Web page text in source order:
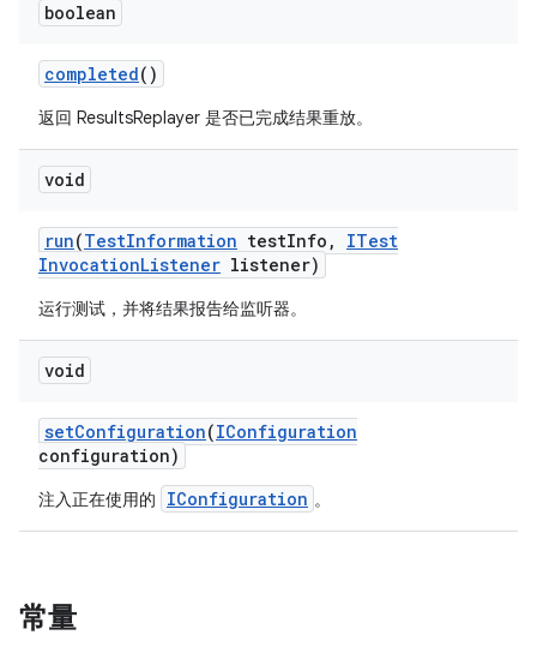
boolean
completed()
返回 ResultsReplayer 是否已完成结果重放。
void
run(TestInformation testInfo ,
ITest
InvocationListener listener)
运行测试，并将结果报告给监听器。
void
setConfiguration(IConfiguration
configuration)
注入正在使用的 IConfiguration 。
常量